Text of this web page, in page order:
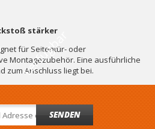
r
stärker
für Seitentür- oder
Montagezubehör. Eine ausführliche
zum Anschluss liegt bei.
SENDEN